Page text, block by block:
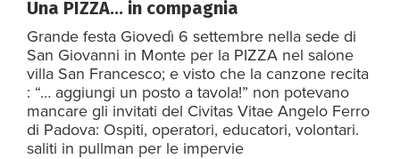
Una PIZZA… in compagnia
Grande festa Giovedì 6 settembre nella sede di
San Giovanni in Monte per la PIZZA nel salone
villa San Francesco; e visto che la canzone recita
: “… aggiungi un posto a tavola!” non potevano
mancare gli invitati del Civitas Vitae Angelo Ferro
di Padova: Ospiti, operatori, educatori, volontari.
saliti in pullman per le impervie